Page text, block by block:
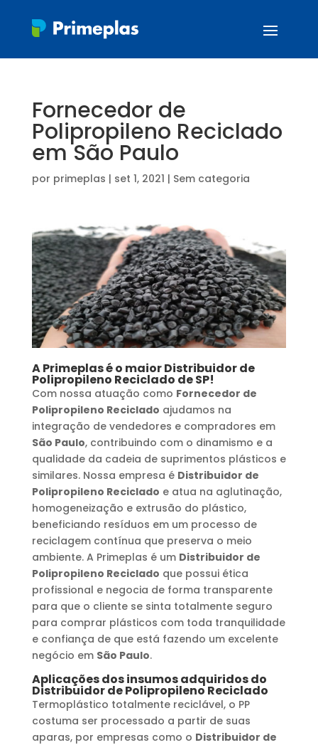
Fornecedor de
Polipropileno Reciclado
em São Paulo
por primeplas | set 1, 2021 | Sem categoria
A Primeplas é o maiorDistribuidor de
Polipropileno Reciclado de SP!
Com nossa atuação como Fornecedor de
Polipropileno Reciclado ajudamos na
integração de vendedores e compradores em
São Paulo, contribuindo com o dinamismo e a
qualidade da cadeia de suprimentos plásticos e
similares. Nossa empresa é Distribuidor de
Polipropileno Reciclado e atua na aglutinação,
homogeneização e extrusão do plástico,
beneficiando resíduos em um processo de
reciclagem contínua que preserva o meio
ambiente. A Primeplas é um Distribuidor de
Polipropileno Reciclado que possui ética
profissional e negocia de forma transparente
para que o cliente se sinta totalmente seguro
para comprar plásticos com toda tranquilidade
e confiança de que está fazendo um excelente
negócio em São Paulo.
Aplicações dos insumos adquiridos do
Distribuidor de Polipropileno Reciclado
Termoplástico totalmente reciclável, o PP
costuma ser processado a partir de suas
aparas, por empresas como o Distribuidor de